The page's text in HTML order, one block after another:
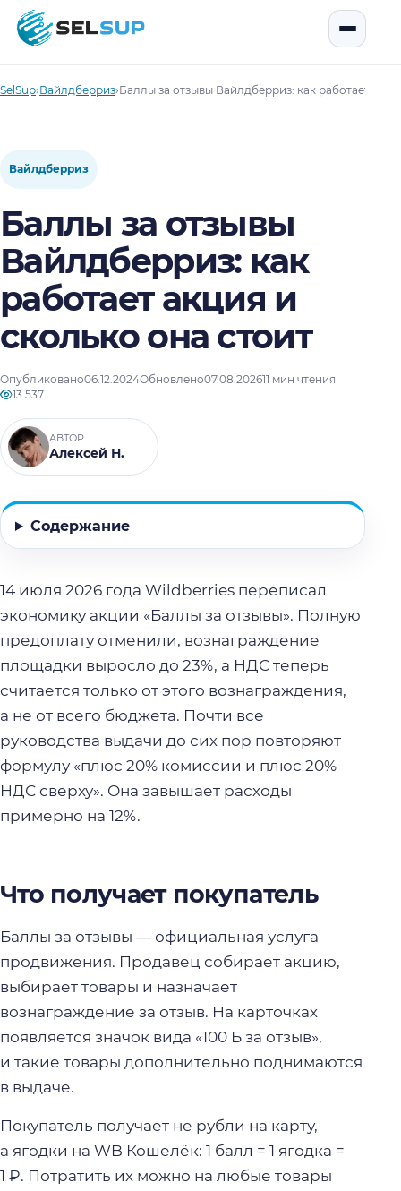
SelSup
SelSup›Вайлдберриз›Баллы за отзывы Вайлдберриз: как работает
Вайлдберриз
Баллы за отзывы
Вайлдберриз: как
работает акция и
сколько она стоит
Опубликовано06.12.2024Обновлено07.08.202611 мин чтения
13 537
АВТОР
Алексей Н.
Содержание
14 июля 2026 года Wildberries переписал
экономику акции «Баллы за отзывы». Полную
предоплату отменили, вознаграждение
площадки выросло до 23%, а НДС теперь
считается только от этого вознаграждения,
а не от всего бюджета. Почти все
руководства выдачи до сих пор повторяют
формулу «плюс 20% комиссии и плюс 20%
НДС сверху». Она завышает расходы
примерно на 12%.
Что получает покупатель
Баллы за отзывы — официальная услуга
продвижения. Продавец собирает акцию,
выбирает товары и назначает
вознаграждение за отзыв. На карточках
появляется значок вида «100 Б за отзыв»,
и такие товары дополнительно поднимаются
в выдаче.
Покупатель получает не рубли на карту,
а ягодки на WB Кошелёк: 1 балл = 1 ягодка =
1 ₽. Потратить их можно на любые товары